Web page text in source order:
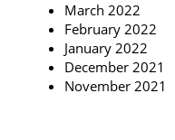
March 2022
February 2022
January 2022
December 2021
November 2021